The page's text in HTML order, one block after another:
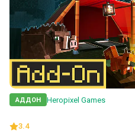
АДДОН Heropixel Games
3.4